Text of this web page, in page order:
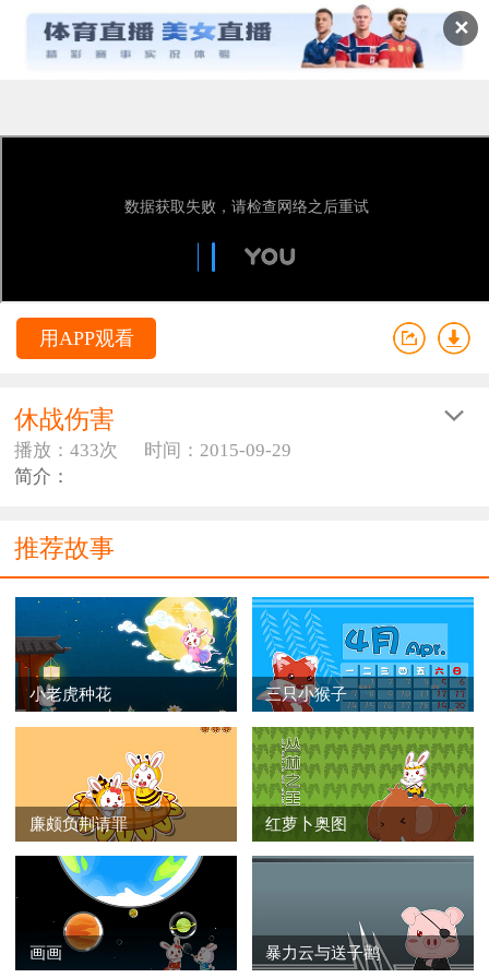
✕
用APP观看
休战伤害
播放：433次
时间：2015-09-29
简介：
推荐故事
小老虎种花 三只小猴子
廉颇负荆请罪 红萝卜奥图
画画 暴力云与送子鹳